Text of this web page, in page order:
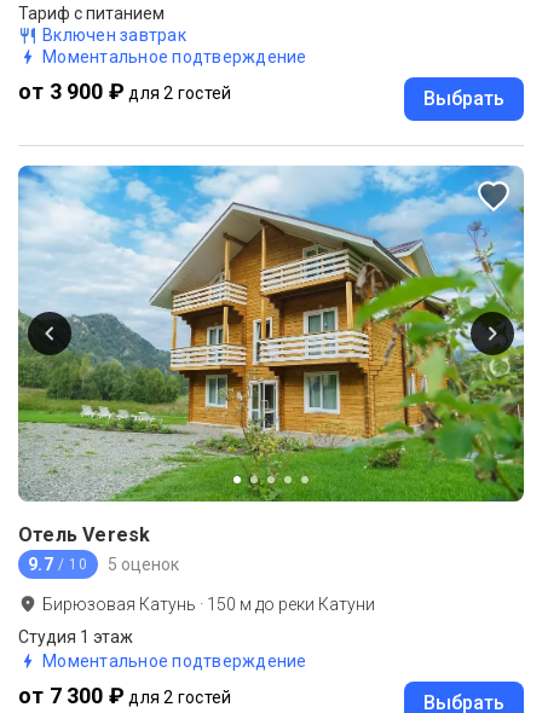
Тариф с питанием
Включен завтрак
Моментальное подтверждение
от 3 900 ₽ для 2 гостей Выбрать
Отель Veresk
9.7 / 10 5 оценок
Бирюзовая Катунь · 150 м до реки Катуни
Студия 1 этаж
Моментальное подтверждение
от 7 300 ₽ для 2 гостей Выбрать